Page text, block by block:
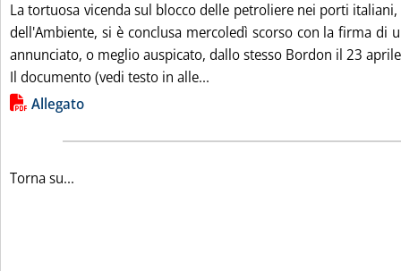
La tortuosa vicenda sul blocco delle petroliere nei porti
dell'Ambiente, si è conclusa mercoledì scorso con la firma di
annunciato, o meglio auspicato, dallo stesso Bordon il 23
Il documento (vedi testo in alle...
Lista allegati PDF alla notizia
Allegato
Torna su...